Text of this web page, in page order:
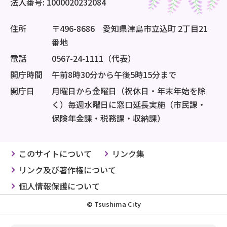
住所
〒496-8686 愛知県津島市立込町 2丁目21
番地
電話
0567-24-1111（代表）
開庁時間
午前8時30分から午後5時15分まで
開庁日
月曜日から金曜日（祝休日・年末年始を除
く）毎週水曜日に窓口延長実施（市民課・
保険年金課・税務課・収納課）
このサイトについて
リンク集
リンク及び著作権について
個人情報保護について
© Tsushima City